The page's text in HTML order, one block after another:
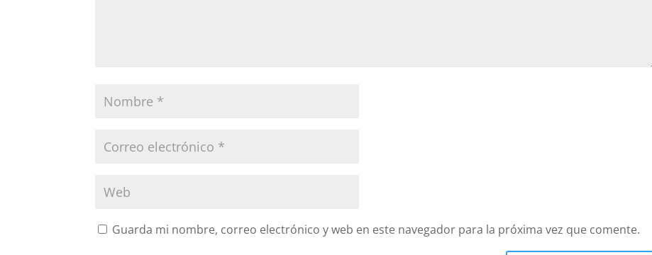
Guarda mi nombre, correo electrónico y web en este navegador para la próxima vez que comente.